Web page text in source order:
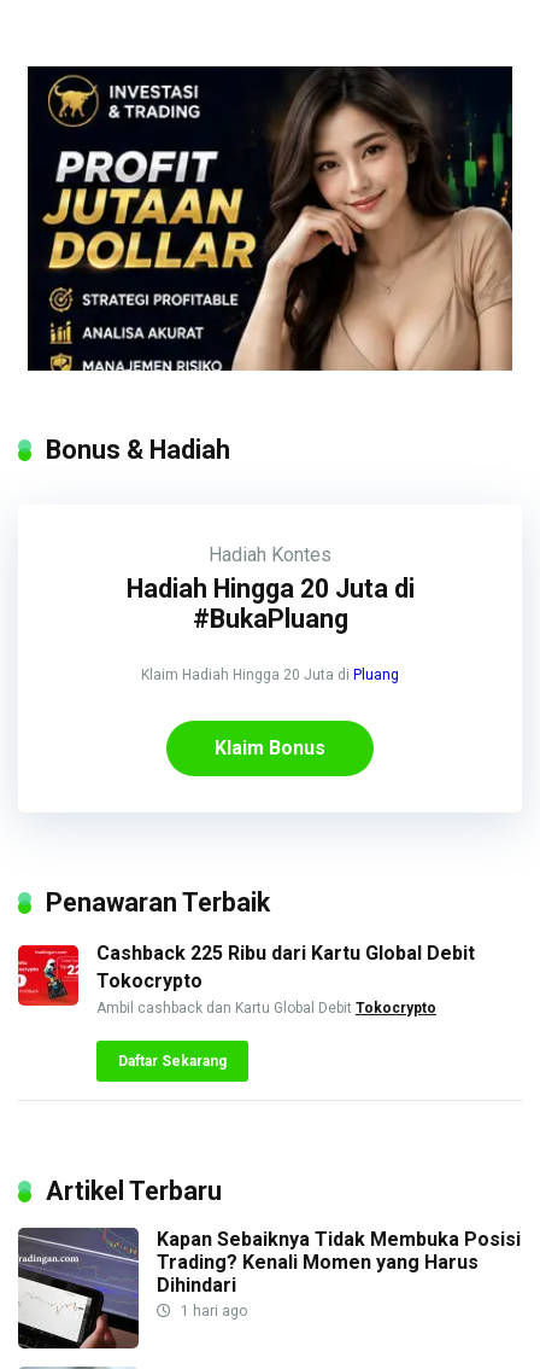
Bonus & Hadiah
Hadiah Kontes
Hadiah Hingga 20 Juta di
#BukaPluang
Klaim Hadiah Hingga 20 Juta di Pluang
Klaim Bonus
Penawaran Terbaik
Cashback 225 Ribu dari Kartu Global Debit
Tokocrypto
Ambil cashback dan Kartu Global Debit Tokocrypto
Daftar Sekarang
Artikel Terbaru
Kapan Sebaiknya Tidak Membuka Posisi
Trading? Kenali Momen yang Harus
Dihindari
1 hari ago